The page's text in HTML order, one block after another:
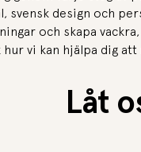
svensk design och
och skapa
hur vi kan hjälpa dig
Låt